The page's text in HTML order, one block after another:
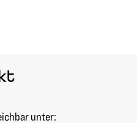
unter: